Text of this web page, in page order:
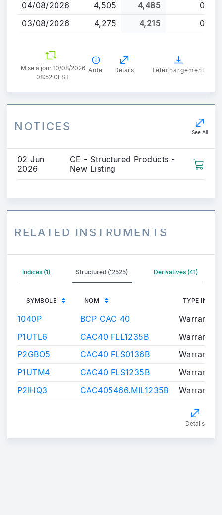
04/08/2026
4,505 4,485
0
03/08/2026
4,275 4,215 0
Mise à jour 10/08/2026
08:52 CEST
Aide Details Téléchargement
NOTICES See All
02 Jun
2026
CE - Structured Products -
New Listing
RELATED INSTRUMENTS
Indices (1) Structured (12525) Derivatives (41)
SYMBOLE NOM TYPE
1040P BCP CAC 40
Warrants/
P1UTL6
CAC40 FLL1235B
Warrants/
P2GBO5
CAC40 FLS0136B
Warrants/
P1UTM4
CAC40 FLS1235B
Warrants/
P2IHQ3
CAC405466.MIL1235B Warrants/
Details